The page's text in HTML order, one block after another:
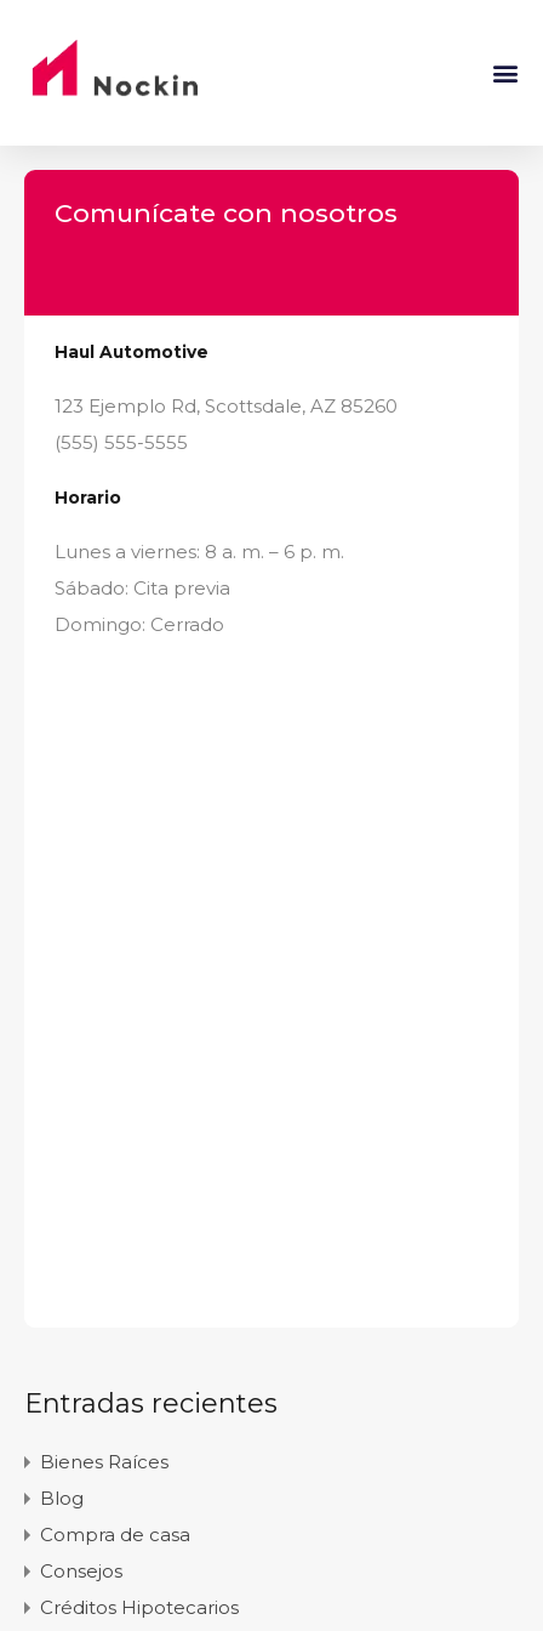
Comunícate con nosotros
Haul Automotive
123 Ejemplo Rd, Scottsdale, AZ 85260
(555) 555-5555
Horario
Lunes a viernes: 8 a. m. – 6 p. m.
Sábado: Cita previa
Domingo: Cerrado
Entradas recientes
Bienes Raíces
Blog
Compra de casa
Consejos
Créditos Hipotecarios